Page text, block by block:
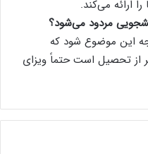
ارائه می‌كند.
مردود می‌شود؟
این موضوع شود كه
از تحصیل است حتماً ویزای